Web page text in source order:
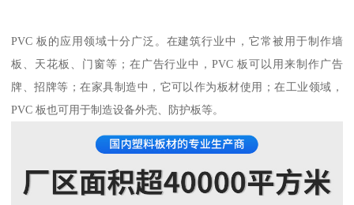
PVC 板的应用领域十分广泛。在建筑行业中，它常被用于制作墙
板、天花板、门窗等；在广告行业中，PVC 板可以用来制作广告
牌、招牌等；在家具制造中，它可以作为板材使用；在工业领域，
PVC 板也可用于制造设备外壳、防护板等。